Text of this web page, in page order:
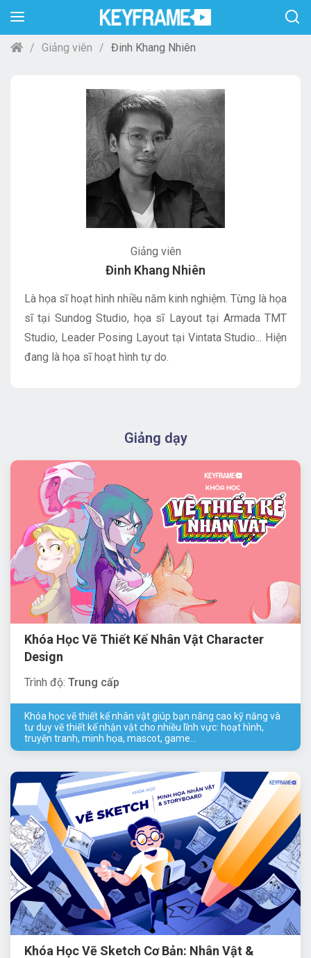
Giảng viên Đinh Khang Nhiên
Giảng viên
Đinh Khang Nhiên
Là họa sĩ hoạt hình nhiều năm kinh nghiệm. Từng là họa
sĩ tại Sundog Studio, họa sĩ Layout tại Armada TMT
Studio, Leader Posing Layout tại Vintata Studio... Hiện
đang là họa sĩ hoạt hình tự do.
Giảng dạy
Khóa Học Vẽ Thiết Kế Nhân Vật Character
Design
Trình độ: Trung cấp
Khóa học vẽ thiết kế nhân vật giúp bạn nâng cao kỹ năng và
tư duy vẽ thiết kế nhận vật cho nhiều lĩnh vực: hoạt hình,
truyện tranh, minh họa, mascot, game…
Khóa Học Vẽ Sketch Cơ Bản: Nhân Vật &